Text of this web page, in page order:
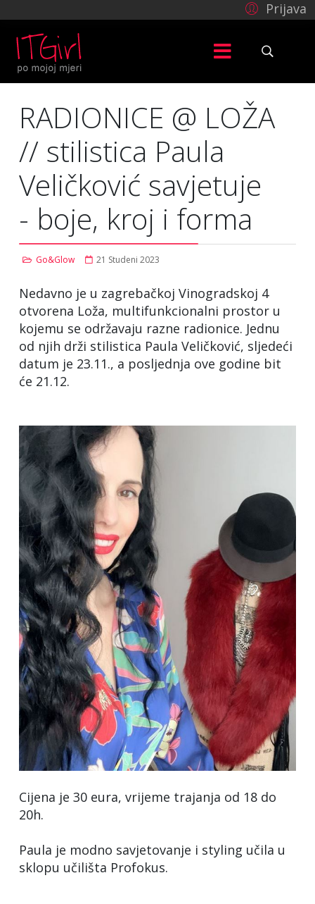
Prijava
RADIONICE @ LOŽA
// stilistica Paula
Veličković savjetuje
- boje, kroj i forma
Go&Glow 21 Studeni 2023
Nedavno je u zagrebačkoj Vinogradskoj 4
otvorena Loža, multifunkcionalni prostor u
kojemu se održavaju razne radionice. Jednu
od njih drži stilistica Paula Veličković, sljedeći
datum je 23.11., a posljednja ove godine bit
će 21.12.
Cijena je 30 eura, vrijeme trajanja od 18 do
20h.
Paula je modno savjetovanje i styling učila u
sklopu učilišta Profokus.